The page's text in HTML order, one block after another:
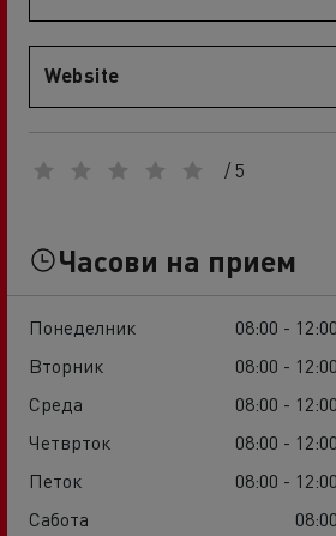
Website
/ 5
Часови на прием
Понеделник
08:00 -
Вторник
08:00 -
Среда
08:00 -
Четврток
08:00 -
Петок
08:00 -
Сабота